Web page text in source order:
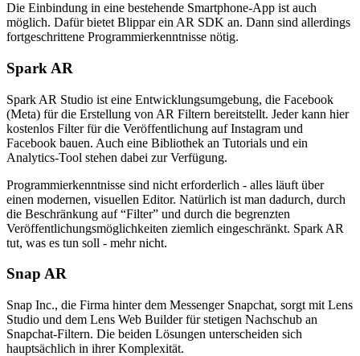
Die Einbindung in eine bestehende Smartphone-App ist auch
möglich. Dafür bietet Blippar ein AR SDK an. Dann sind allerdings
fortgeschrittene Programmierkenntnisse nötig.
Spark AR
Spark AR Studio ist eine Entwicklungsumgebung, die Facebook
(Meta) für die Erstellung von AR Filtern bereitstellt. Jeder kann hier
kostenlos Filter für die Veröffentlichung auf Instagram und
Facebook bauen. Auch eine Bibliothek an Tutorials und ein
Analytics-Tool stehen dabei zur Verfügung.
Programmierkenntnisse sind nicht erforderlich - alles läuft über
einen modernen, visuellen Editor. Natürlich ist man dadurch, durch
die Beschränkung auf “Filter” und durch die begrenzten
Veröffentlichungsmöglichkeiten ziemlich eingeschränkt. Spark AR
tut, was es tun soll - mehr nicht.
Snap AR
Snap Inc., die Firma hinter dem Messenger Snapchat, sorgt mit Lens
Studio und dem Lens Web Builder für stetigen Nachschub an
Snapchat-Filtern. Die beiden Lösungen unterscheiden sich
hauptsächlich in ihrer Komplexität.